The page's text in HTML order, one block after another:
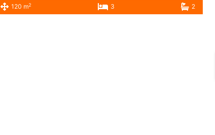
120 m2 3 2